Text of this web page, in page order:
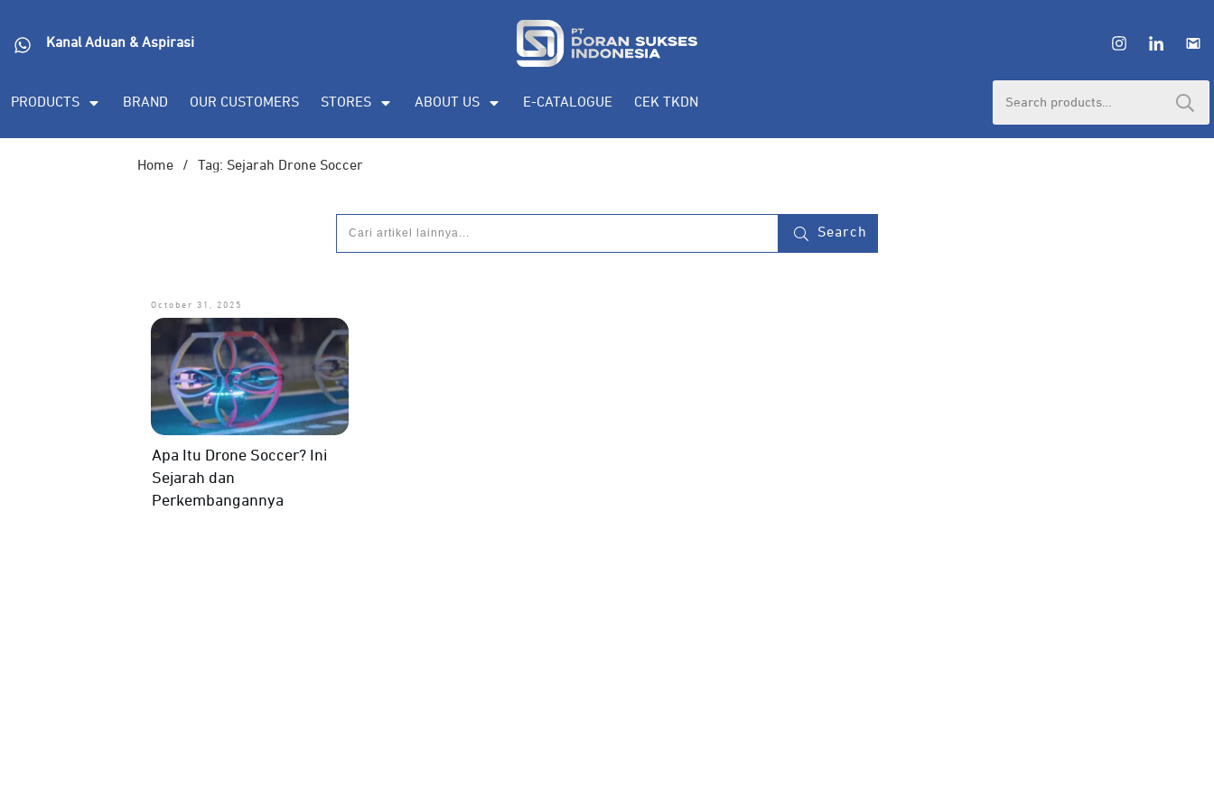
Kanal Aduan & Aspirasi
PRODUCTS BRAND OUR CUSTOMERS STORES ABOUT US E-CATALOGUE CEK TKDN
Home / Tag: Sejarah Drone Soccer
Search
October 31, 2025
Apa Itu Drone Soccer? Ini
Sejarah dan
Perkembangannya
pengadaan produk, katalog produk